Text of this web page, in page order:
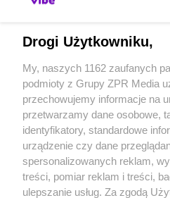
Żaden utwór zamieszczony w
rozpowszechniany lub dalej
(w tym także elektroniczny lub
eksploatacji w jakiejkolwiek formie,
Internecie bez pisemnej zgody
lub wykorzystanie utworów w całości
prawa, tzn. bez właściwej zgody, jest
być ścigane prawnie.
Drogi Użytkowniku,
My, naszych 1162 zaufanych
podmioty z Grupy ZPR Media
przechowujemy informacje na
przetwarzamy dane osobowe,
identyfikatory, standardowe
urządzenie czy dane
spersonalizowanych reklam,
treści, pomiar reklam i treści,
ulepszanie usług. Za zgodą